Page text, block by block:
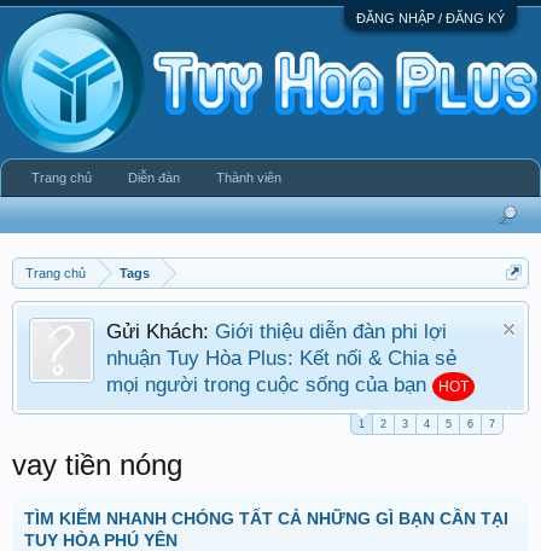
ĐĂNG NHẬP / ĐĂNG KÝ
Trang chủ Tags
Gửi Khách: Giới thiệu diễn đàn phi lợi
nhuận Tuy Hòa Plus: Kết nối & Chia sẻ
mọi người trong cuộc sống của bạn
HOT
1 2 3 4 5 6 7
vay tiền nóng
TÌM KIẾM NHANH CHÓNG TẤT CẢ NHỮNG GÌ BẠN CẦN TẠI
TUY HÒA PHÚ YÊN
Trang chủ Diễn đàn Thành viên